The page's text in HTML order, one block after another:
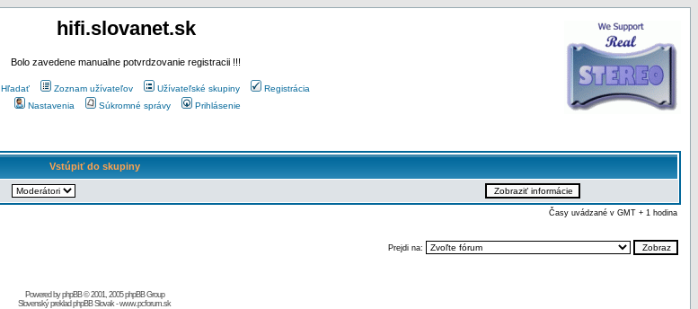
hifi.slovanet.sk
Bolo zavedene manualne potvrdzovanie registracii !!!
Hľadať Zoznam užívateľov Užívateľské skupiny
Registrácia
Nastavenia
Súkromné správy Prihlásenie
Vstúpiť do skupiny
Časy uvádzané v GMT + 1 hodina
Prejdi na:
Powered byphpBB© 2001, 2005 phpBB Group
Slovenský preklad phpBB Slovak-www.pcforum.sk